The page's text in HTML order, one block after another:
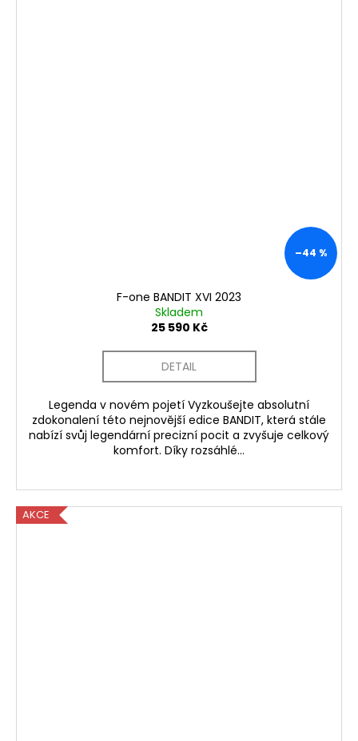
–44 %
F-one BANDIT XVI 2023
Skladem
25 590 Kč
DETAIL
Legenda v novém pojetí Vyzkoušejte absolutní
zdokonalení této nejnovější edice BANDIT, která stále
nabízí svůj legendární precizní pocit a zvyšuje celkový
komfort. Díky rozsáhlé...
AKCE